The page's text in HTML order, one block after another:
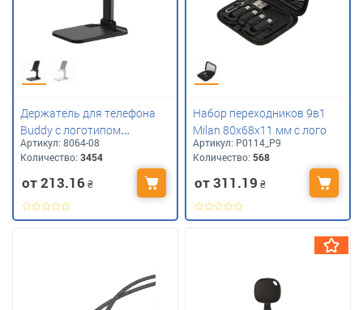
Держатель для телефона
Buddy с логотипом
компании
Артикул: 8064-08
Количество: 3454
от 213.16₴
Набор переходников 9в1
Milan 80х68х11 мм с лого
Артикул: P0114_P9
Количество:568
от 311.19 ₴